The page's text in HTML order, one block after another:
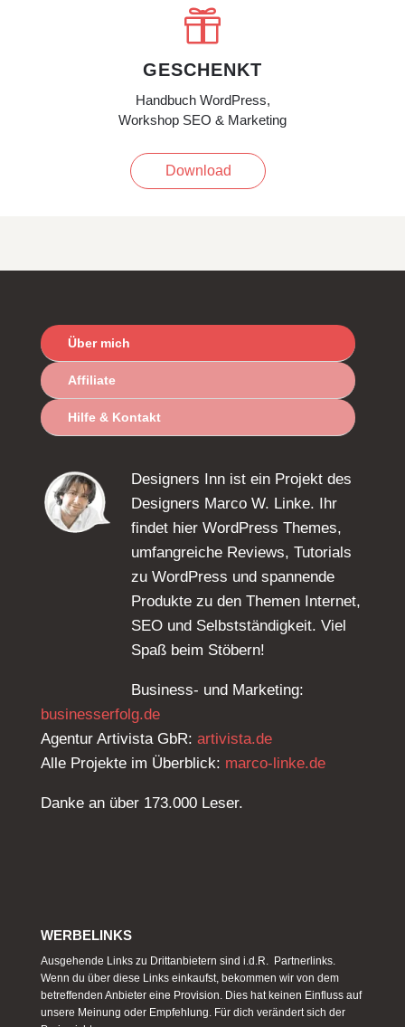

GESCHENKT
Handbuch WordPress,
Workshop SEO & Marketing
Download
Über mich
Affiliate
Hilfe & Kontakt
Designers Inn ist ein Projekt des
Designers Marco W. Linke. Ihr
findet hier WordPress Themes,
umfangreiche Reviews, Tutorials
zu WordPress und spannende
Produkte zu den Themen Internet,
SEO und Selbstständigkeit. Viel
Spaß beim Stöbern!
Business- und Marketing:
businesserfolg.de
Agentur Artivista GbR: artivista.de
Alle Projekte im Überblick: marco-linke.de
Danke an über 173.000 Leser.
WERBELINKS
Ausgehende Links zu Drittanbietern sind i.d.R. Partnerlinks.
Wenn du über diese Links einkaufst, bekommen wir von dem
betreffenden Anbieter eine Provision. Dies hat keinen Einfluss auf
unsere Meinung oder Empfehlung. Für dich verändert sich der